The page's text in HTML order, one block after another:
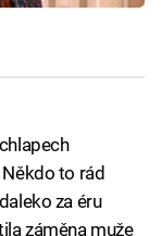
to rád
za éru
záměna muže